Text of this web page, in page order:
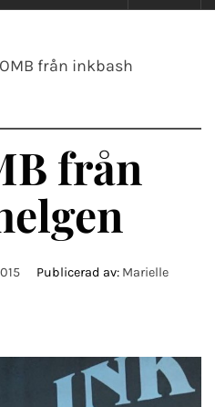
från inkbash
från
Publicerad av: Marielle